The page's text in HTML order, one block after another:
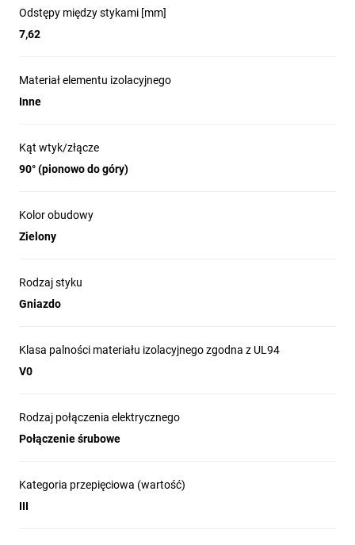
Odstępy między stykami [mm]
7,62
Materiał elementu izolacyjnego
Inne
Kąt wtyk/złącze
90° (pionowo do góry)
Kolor obudowy
Zielony
Rodzaj styku
Gniazdo
Klasa palności materiału izolacyjnego zgodna z UL94
V0
Rodzaj połączenia elektrycznego
Połączenie śrubowe
Kategoria przepięciowa (wartość)
III